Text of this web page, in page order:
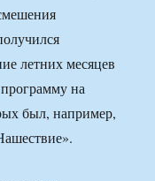
летних месяцев
на
был, например,